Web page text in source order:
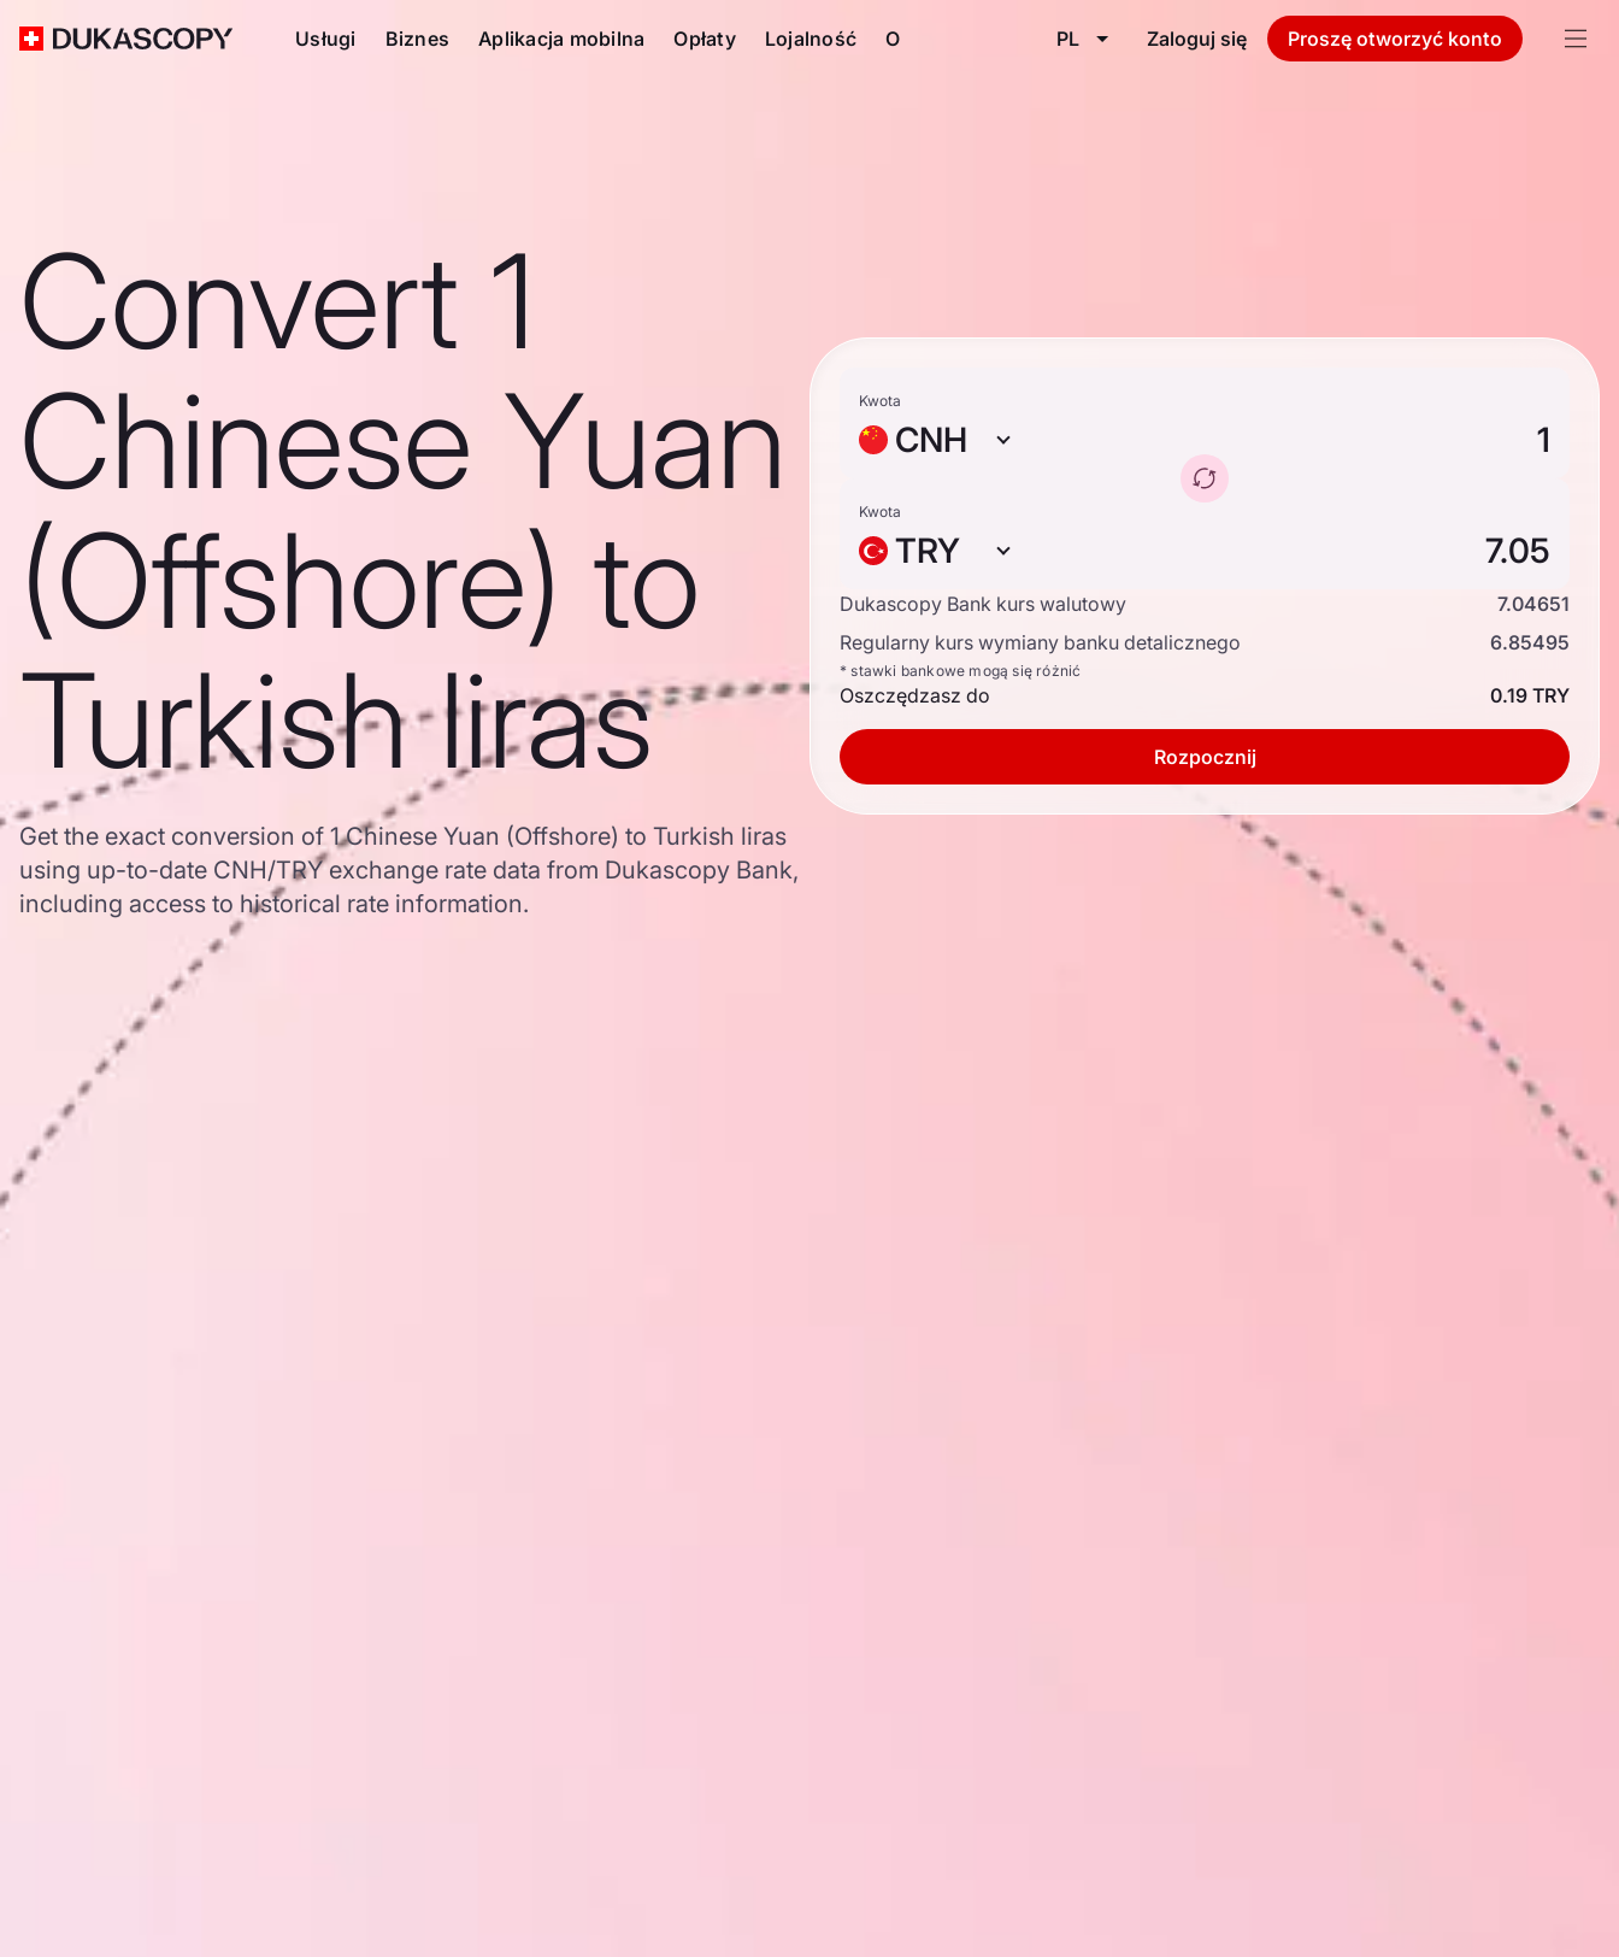
Usługi Biznes Aplikacja mobilna Opłaty Lojalność O PL Zaloguj się Proszę otworzyć konto
Convert 1
Chinese Yuan
(Offshore) to
Turkish liras
Get the exact conversion of 1 Chinese Yuan (Offshore) to Turkish liras
using up-to-date CNH/TRY exchange rate data from Dukascopy Bank,
including access to historical rate information.
Kwota
CNH
Kwota
TRY
Dukascopy Bank kurs walutowy
7.04651
Regularny kurs wymiany banku detalicznego
6.85495
* stawki bankowe mogą się różnić
Oszczędzasz do 0.19 TRY
Rozpocznij